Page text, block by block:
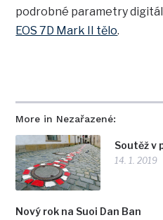
More in Nezařazené:
Soutěž v
14. 1. 2019
Nový rok na Suoi Dan Ban
podrobné parametry
EOS 7D Mark II tělo.